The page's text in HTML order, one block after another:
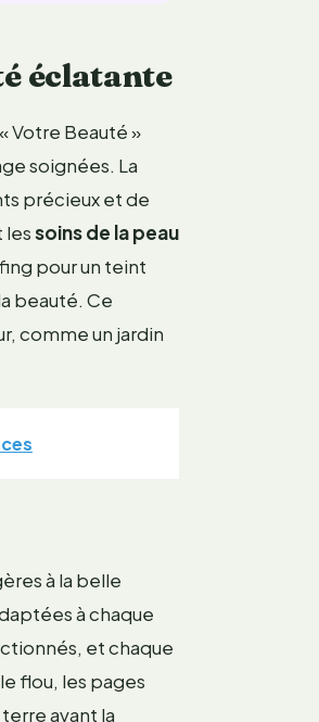
éclatante
Votre Beauté »
soignées. La
précieux et de
lessoins de la peau
pour un teint
beauté. Ce
comme un jardin
à la belle
à chaque
et chaque
flou, les pages
avant la